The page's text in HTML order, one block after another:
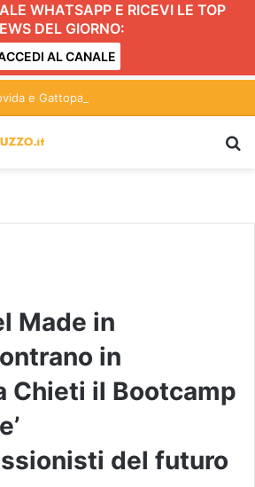
WHATSAPP E RICEVI LE TOP
DEL GIORNO:
AL CANALE
Made in
in
Chieti il Bootcamp
del futuro